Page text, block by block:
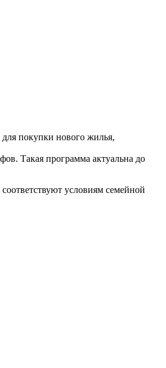
покупки нового жилья,
Такая программа актуальна до
условиям семейной